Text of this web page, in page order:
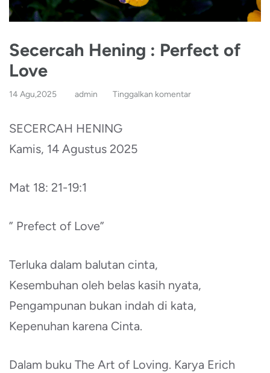
Secercah Hening : Perfect of
Love
14 Agu,2025 admin Tinggalkan komentar
SECERCAH HENING
Kamis, 14 Agustus 2025
Mat 18: 21-19:1
” Prefect of Love”
Terluka dalam balutan cinta,
Kesembuhan oleh belas kasih nyata,
Pengampunan bukan indah di kata,
Kepenuhan karena Cinta.
Dalam buku The Art of Loving. Karya Erich